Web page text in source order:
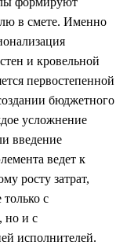
в смете. Именно
и кровельной
первостепенной
бюджетного
усложнение
введение
ведет к
росту затрат,
с
но и с
исполнителей.